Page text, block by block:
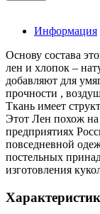
Информация
Основу состава
лен и хлопок –
добавляют для
прочности ,
Ткань имеет
Этот Лен похож
предприятиях
повседневной
постельных
изготовления